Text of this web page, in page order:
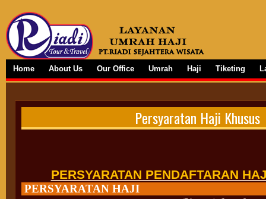
Home About Us Our Office Umrah Haji Tiketing
Persyaratan Haji Khusus
PERSYARATAN PENDAFTARAN
PERSYARATAN HAJI